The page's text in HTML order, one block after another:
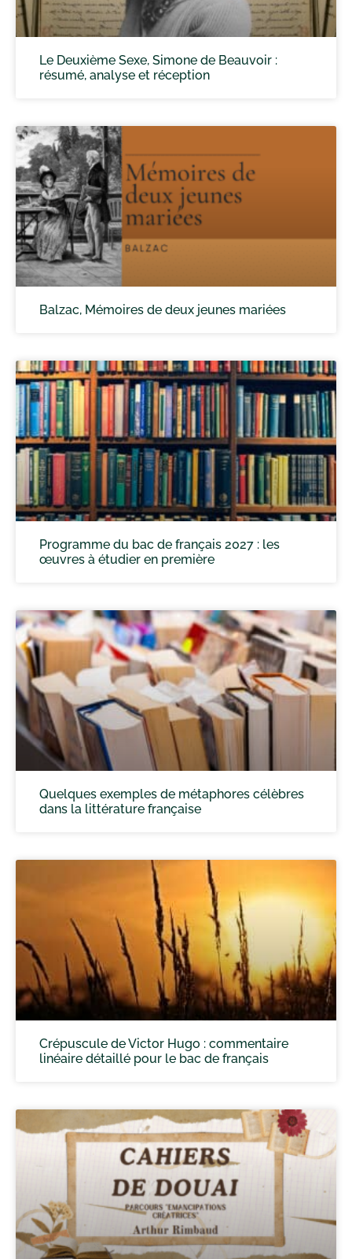
Le Deuxième Sexe, Simone de Beauvoir :
résumé, analyse et réception
Balzac, Mémoires de deux jeunes mariées
Programme du bac de français 2027 : les
œuvres à étudier en première
Quelques exemples de métaphores célèbres
dans la littérature française
Crépuscule de Victor Hugo : commentaire
linéaire détaillé pour le bac de français